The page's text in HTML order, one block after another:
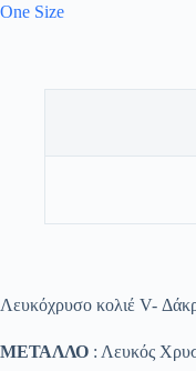
One Size
Λευκόχρυσο κολιέ V-
ΜΕΤΑΛΛΟ : Λευκός